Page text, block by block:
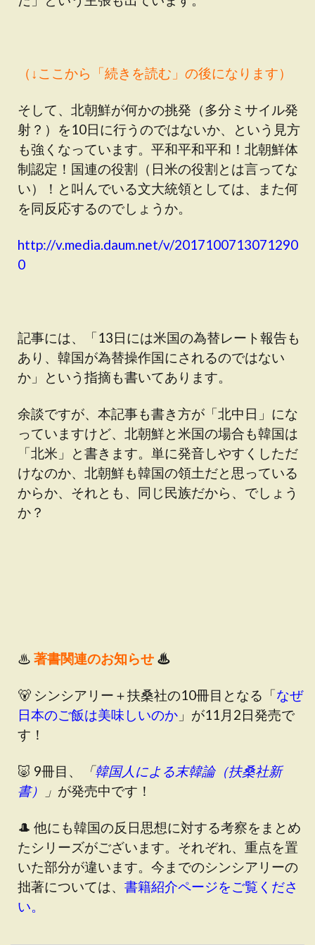
（↓ここから「続きを読む」の後になります）
そして、北朝鮮が何かの挑発（多分ミサイル発
射？）を10日に行うのではないか、という見方
も強くなっています。平和平和平和！北朝鮮体
制認定！国連の役割（日米の役割とは言ってな
い）！と叫んでいる文大統領としては、また何
を同反応するのでしょうか。
http://v.media.daum.net/v/2017100713071290
0
記事には、「13日には米国の為替レート報告も
あり、韓国が為替操作国にされるのではない
か」という指摘も書いてあります。
余談ですが、本記事も書き方が「北中日」にな
っていますけど、北朝鮮と米国の場合も韓国は
「北米」と書きます。単に発音しやすくしただ
けなのか、北朝鮮も韓国の領土だと思っている
からか、それとも、同じ民族だから、でしょう
か？
♨ 著書関連のお知らせ ♨
🐻 シンシアリー＋扶桑社の10冊目となる「なぜ
日本のご飯は美味しいのか 」が11月2日発売で
す！
🐷 9冊目、 「韓国人による末韓論（扶桑社新
書）
」 が発売中です！
🎩 他にも韓国の反日思想に対する考察をまとめ
たシリーズがございます。それぞれ、重点を置
いた部分が違います。今までのシンシアリーの
拙著については、 書籍紹介ページをご覧くださ
い。